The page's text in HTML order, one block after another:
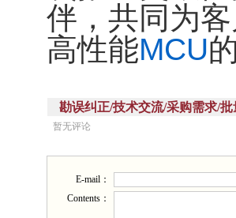
伴，共同为
高性能MCU
勘误纠正/技术交流/采购需求/批
暂无评论
E-mail：
Contents：